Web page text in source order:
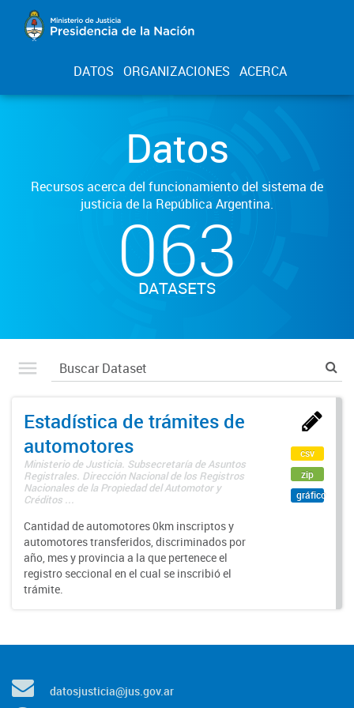
DATOS ORGANIZACIONES ACERCA
Datos
Recursos acerca del funcionamiento del sistema de
justicia de la República Argentina.
063
DATASETS
Estadística de trámites de
automotores
Ministerio de Justicia. Subsecretaría de Asuntos
Registrales. Dirección Nacional de los Registros
Nacionales de la Propiedad del Automotor y
Créditos ...
Cantidad de automotores 0km inscriptos y
automotores transferidos, discriminados por
año, mes y provincia a la que pertenece el
registro seccional en el cual se inscribió el
trámite.
csv
zip
gráfico
datosjusticia@jus.gov.ar